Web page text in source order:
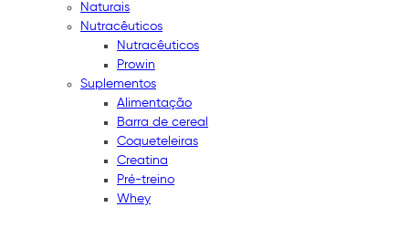
Naturais
Nutracêuticos
Nutracêuticos
Prowin
Suplementos
Alimentação
Barra de cereal
Coqueteleiras
Creatina
Pré-treino
Whey